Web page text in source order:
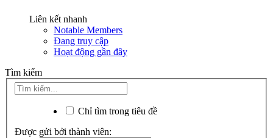
Liên kết nhanh
Notable Members
Đang truy cập
Hoạt động gần đây
Tìm kiếm
Chỉ tìm trong tiêu đề
Được gửi bởi thành viên: